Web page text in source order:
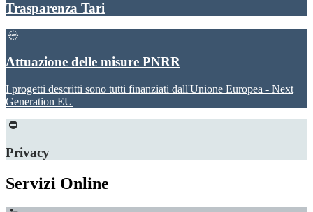
Trasparenza Tari
Attuazione delle misure PNRR
I progetti descritti sono tutti finanziati dall'Unione Europea - Next
Generation EU
Privacy
Servizi Online